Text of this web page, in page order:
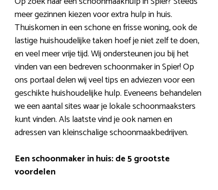
meer gezinnen kiezen voor extra hulp in huis.
Thuiskomen in een schone en frisse woning, ook de
lastige huishoudelijke taken hoef je niet zelf te doen,
en veel meer vrije tijd. Wij ondersteunen jou bij het
vinden van een bedreven schoonmaker in Spier! Op
ons portaal delen wij veel tips en adviezen voor een
geschikte huishoudelijke hulp. Eveneens behandelen
we een aantal sites waar je lokale schoonmaaksters
kunt vinden. Als laatste vind je ook namen en
adressen van kleinschalige schoonmaakbedrijven.
Een schoonmaker in huis: de 5 grootste
voordelen